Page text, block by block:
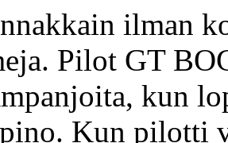
ilman
Pilot GT
kun
pino. Kun pilotti